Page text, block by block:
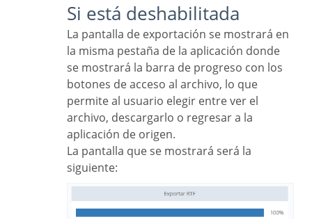
Si está deshabilitada
La pantalla de exportación se mostrará en
la misma pestaña de la aplicación donde
se mostrará la barra de progreso con los
botones de acceso al archivo, lo que
permite al usuario elegir entre ver el
archivo, descargarlo o regresar a la
aplicación de origen.
La pantalla que se mostrará será la
siguiente: